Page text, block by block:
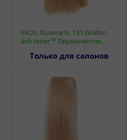
INOIL Nuance N. 131 Golden
ash toner™ Перманентни…
Только для салонов